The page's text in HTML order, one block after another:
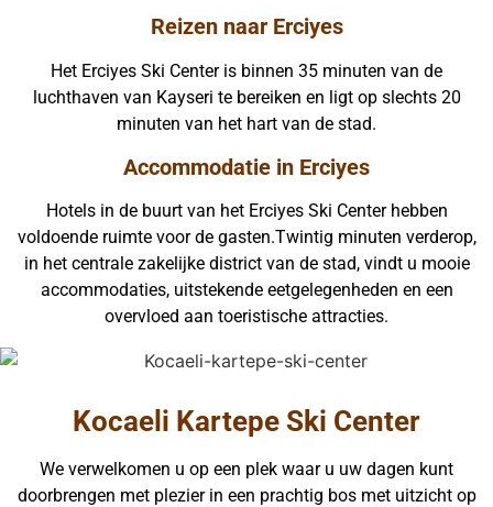
Reizen naar Erciyes
Het Erciyes Ski Center is binnen 35 minuten van de
luchthaven van Kayseri te bereiken en ligt op slechts 20
minuten van het hart van de stad.
Accommodatie in Erciyes
Hotels in de buurt van het Erciyes Ski Center hebben
voldoende ruimte voor de gasten.Twintig minuten verderop,
in het centrale zakelijke district van de stad, vindt u mooie
accommodaties, uitstekende eetgelegenheden en een
overvloed aan toeristische attracties.
Kocaeli Kartepe Ski Center
We verwelkomen u op een plek waar u uw dagen kunt
doorbrengen met plezier in een prachtig bos met uitzicht op